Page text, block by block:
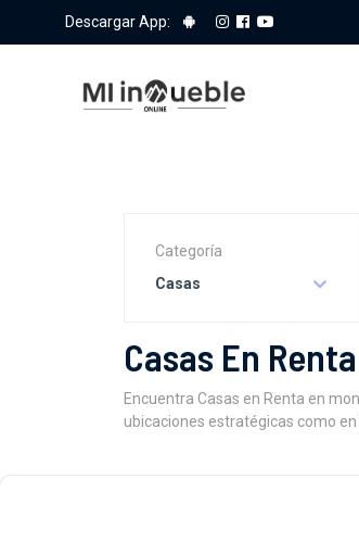
Descargar App:
Categoría
Casas
Casas En
Encuentra Casas en Renta en
ubicaciones estratégicas como